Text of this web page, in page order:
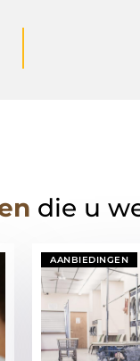
die u
AANBIEDINGEN